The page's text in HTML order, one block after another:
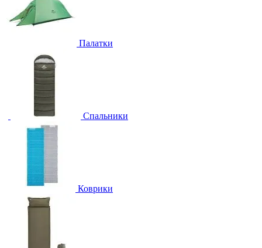
Палатки
Спальники
Коврики